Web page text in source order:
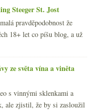
Steeger St. Jost
pravděpodobnost že
18+ let co píšu blog, a už
ze světa vína a viněta
s vinnými sklenkami a
ale zjistil, že by si zasloužil